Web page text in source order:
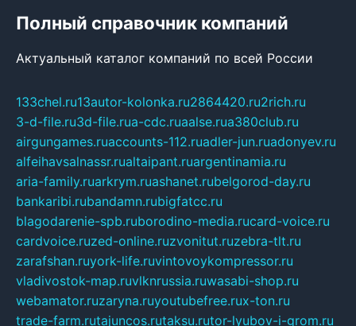
Полный справочник компаний
Актуальный каталог компаний по всей России
133chel.ru13autor-kolonka.ru2864420.ru2rich.ru
3-d-file.ru3d-file.rua-cdc.ruaalse.rua380club.ru
airgungames.ruaccounts-112.ruadler-jun.ruadonyev.ru
alfeihavsalnassr.rualtaipant.ruargentinamia.ru
aria-family.ruarkrym.ruashanet.rubelgorod-day.ru
bankaribi.rubandamn.rubigfatcc.ru
blagodarenie-spb.ruborodino-media.rucard-voice.ru
cardvoice.ruzed-online.ruzvonitut.ruzebra-tlt.ru
zarafshan.ruyork-life.ruvintovoykompressor.ru
vladivostok-map.ruvlknrussia.ruwasabi-shop.ru
webamator.ruzaryna.ruyoutubefree.rux-ton.ru
trade-farm.rutajuncos.rutaksu.rutor-lyubov-i-grom.ru